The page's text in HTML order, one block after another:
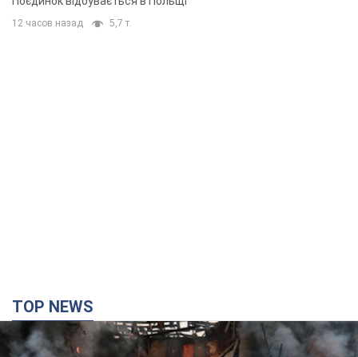
12 часов назад 5,7 т.
TOP NEWS